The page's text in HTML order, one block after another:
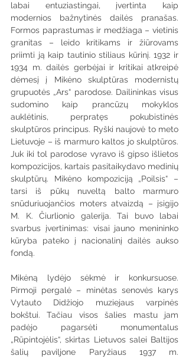
labai entuziastingai, įvertinta kaip
modernios bažnytinės dailės pranašas.
Formos paprastumas ir medžiaga – vietinis
granitas – leido kritikams ir žiūrovams
priimti ją kaip tautinio stiliaus kūrinį. 1932 ir
1934 m. dailės gerbėjai ir kritikai atkreipė
dėmesį į Mikėno skulptūras modernistų
grupuotės „Ars“ parodose. Dailininkas visus
sudomino kaip prancūzų mokyklos
auklėtinis, perpratęs pokubistinės
skulptūros principus. Ryški naujovė to meto
Lietuvoje – iš marmuro kaltos jo skulptūros.
Juk iki tol parodose vyravo iš gipso išlietos
kompozicijos, kartais pasitaikydavo medinių
skulptūrų. Mikėno kompoziciją „Poilsis“ –
tarsi iš pūkų nuveltą balto marmuro
snūduriuojančios moters atvaizdą – įsigijo
M. K. Čiurlionio galerija. Tai buvo labai
svarbus įvertinimas: visai jauno menininko
kūryba pateko į nacionalinį dailės aukso
fondą.
Mikėną lydėjo sėkmė ir konkursuose.
Pirmoji pergalė – minėtas senovės karys
Vytauto Didžiojo muziejaus varpinės
bokštui. Tačiau visos šalies mastu jam
padėjo pagarsėti monumentalus
„Rūpintojėlis“, skirtas Lietuvos salei Baltijos
šalių paviljone Paryžiaus 1937 m.